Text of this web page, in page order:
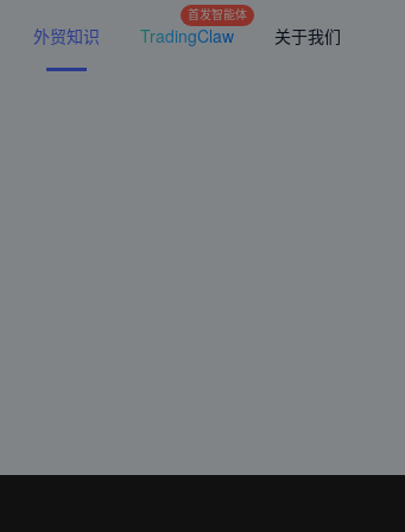
外贸知识 TradingClaw
首发智能体
关于我们